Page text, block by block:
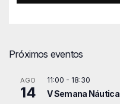
Próximos eventos
AGO
14
11:00 - 18:30
V Semana Náutica